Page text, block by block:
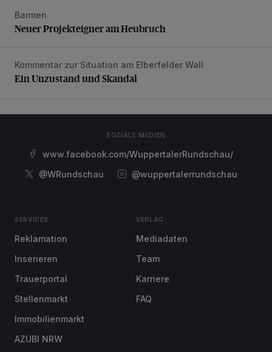
Neuer Projekteigner am Heubruch
Barmen
Neuer Projekteigner am Heubruch
Ein Unzustand und Skandal
Kommentar zur Situation am Elberfelder Wall
Ein Unzustand und Skandal
SOZIALE MEDIEN
www.facebook.com/WuppertalerRundschau/
@WRundschau
@wuppertalerrundschau
SERVICES
Reklamation
Inserieren
Trauerportal
Stellenmarkt
Immobilienmarkt
AZUBI NRW
VERLAG
Mediadaten
Team
Karriere
FAQ